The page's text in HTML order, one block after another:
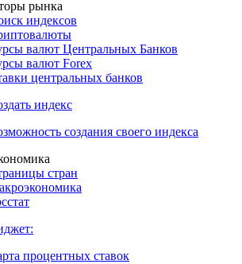
глобальную базу данных
доступ
рынка
индексов
валют Центральных Банков
центральных банков
индекс
создания своего индекса
стран